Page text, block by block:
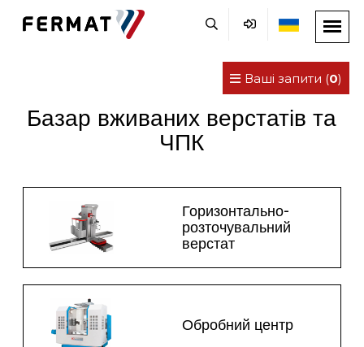
Ваші запити (0)
Базар вживаних верстатів та
ЧПК
Горизонтально-
розточувальний
верстат
Обробний центр